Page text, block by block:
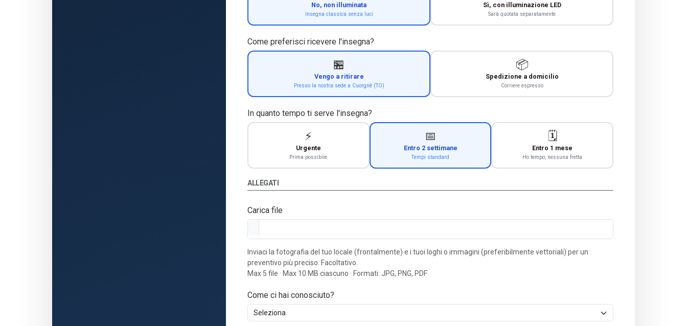
No, non illuminata
Insegna classica senza luci
Sì, con illuminazione LED
Sarà quotata separatamente
Come preferisci ricevere l'insegna?
🏪
Vengo a ritirare
Presso la nostra sede a Cuorgnè (TO)
📦
Spedizione a domicilio
Corriere espresso
In quanto tempo ti serve l'insegna?
⚡
Urgente
Prima possibile
📅
Entro 2 settimane
Tempi standard
🗓️
Entro 1 mese
Ho tempo, nessuna fretta
ALLEGATI
Carica file
Inviaci la fotografia del tuo locale (frontalmente) e i tuoi loghi o immagini (preferibilmente vettoriali) per un
preventivo più preciso. Facoltativo.
Max 5 file · Max 10 MB ciascuno · Formati: JPG, PNG, PDF
Come ci hai conosciuto?